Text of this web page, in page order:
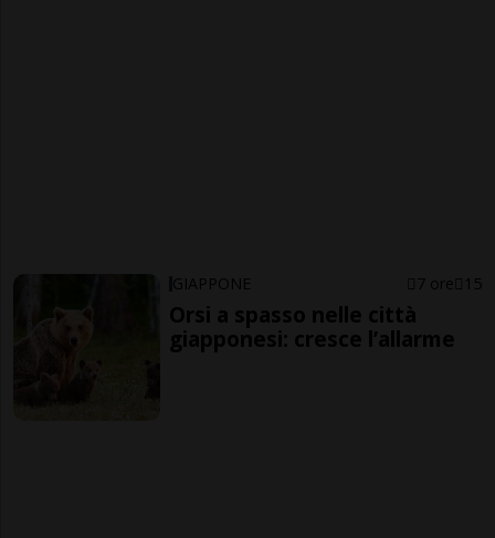
GIAPPONE 7 ore 15
Orsi a spasso nelle città
giapponesi: cresce l’allarme